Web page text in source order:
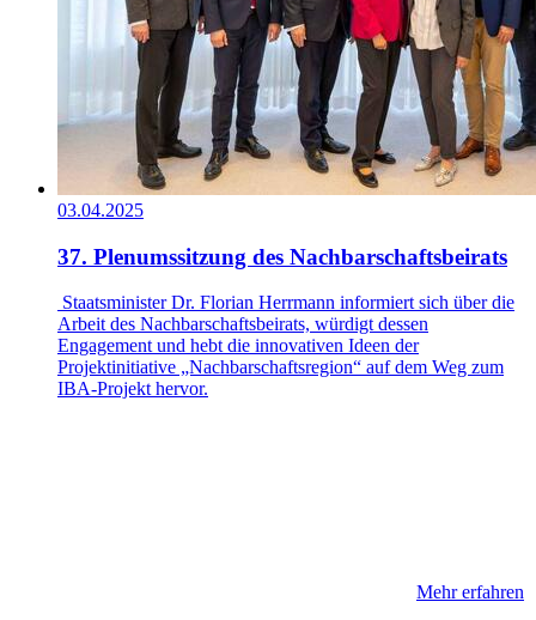
03.04.2025
37. Plenumssitzung des Nachbarschaftsbeirats
Staatsminister Dr. Florian Herrmann informiert sich über die
Arbeit des Nachbarschaftsbeirats, würdigt dessen
Engagement und hebt die innovativen Ideen der
Projektinitiative „Nachbarschaftsregion“ auf dem Weg zum
IBA-Projekt hervor.
Mehr erfahren